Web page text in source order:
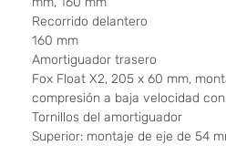
Recorrido delantero
160 mm
Amortiguador trasero
Fox Float X2, 205 x 60 mm,
compresión a baja velocidad
Tornillos del amortiguador
Superior: montaje de eje de 54